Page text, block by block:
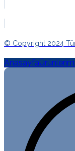
© Copyright 2024
Anasayfa